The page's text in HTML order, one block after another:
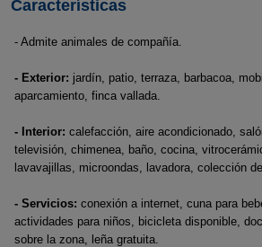
Características
- Admite animales de compañía.
- Exterior: jardín, patio, terraza, barbacoa,
aparcamiento, finca vallada.
- Interior: calefacción, aire acondicionado,
televisión, chimenea, baño, cocina,
lavavajillas, microondas, lavadora, colección
- Servicios: conexión a internet, cuna para
actividades para niños, bicicleta disponible,
sobre la zona, leña gratuita.